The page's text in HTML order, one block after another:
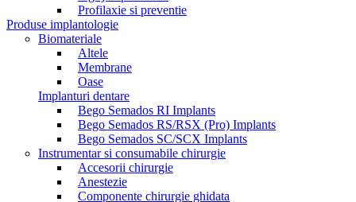
Profilaxie si preventie
Produse implantologie
Biomateriale
Altele
Membrane
Oase
Implanturi dentare
Bego Semados RI Implants
Bego Semados RS/RSX (Pro) Implants
Bego Semados SC/SCX Implants
Instrumentar si consumabile chirurgie
Accesorii chirurgie
Anestezie
Componente chirurgie ghidata